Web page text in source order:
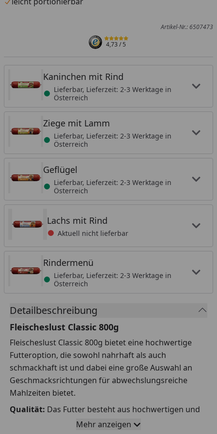
Artikel-Nr.: 6507473
4,73/ 5
Kaninchen mit Rind
Lieferbar, Lieferzeit: 2-3 Werktage in
Österreich
Ziege mit Lamm
Lieferbar, Lieferzeit: 2-3 Werktage in
Österreich
Geflügel
Lieferbar, Lieferzeit: 2-3 Werktage in
Österreich
Lachs mit Rind
Aktuell nicht lieferbar
Rindermenü
Lieferbar, Lieferzeit: 2-3 Werktage in
Österreich
Detailbeschreibung
Fleischeslust Classic 800g
Fleischeslust Classic 800g bietet eine hochwertige
Futteroption, die sowohl nahrhaft als auch
schmackhaft ist und dabei eine große Auswahl an
Geschmacksrichtungen für abwechslungsreiche
Mahlzeiten bietet.
Qualität: Das Futter besteht aus hochwertigen und
ausgewogenen Zutaten, die sorgfältig ausgewählt
Mehr anzeigen